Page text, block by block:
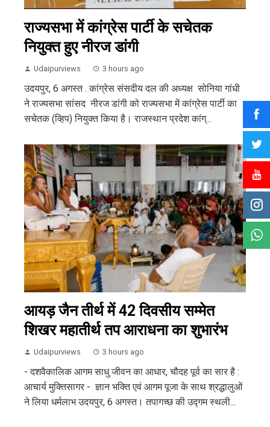
राज्यसभा में कांग्रेस पार्टी के सचेतक
नियुक्त हुए नीरज डांगी
Udaipurviews 3 hours ago
उदयपुर, 6 अगस्त . कांग्रेस संसदीय दल की अध्यक्ष सोनिया गांधी
ने राज्यसभा सांसद नीरज डांगी को राज्यसभा में कांग्रेस पार्टी का
सचेतक (व्हिप) नियुक्त किया है। राजस्थान प्रदेश कांग्...
आयड़ जैन तीर्थ में 42 दिवसीय सम्मेत
शिखर महातीर्थ तप आराधना का शुभारंभ
Udaipurviews 3 hours ago
- दशवैकालिक आगम साधु जीवन का आधार, चौदह पूर्व का सार है :
आचार्य मुक्तिसागर - ज्ञान भक्ति एवं आगम पूजा के साथ श्रद्धालुओं
ने लिया धर्मलाभ उदयपुर, 6 अगस्त। तपागच्छ की उद्गम स्थली...